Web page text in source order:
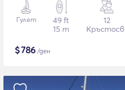
Гулет
49 ft
15 m
12
$786/ден